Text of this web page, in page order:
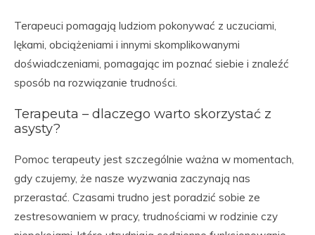
Terapeuci pomagają ludziom pokonywać z uczuciami,
lękami, obciążeniami i innymi skomplikowanymi
doświadczeniami, pomagając im poznać siebie i znaleźć
sposób na rozwiązanie trudności.
Terapeuta – dlaczego warto skorzystać z
asysty?
Pomoc terapeuty jest szczególnie ważna w momentach,
gdy czujemy, że nasze wyzwania zaczynają nas
przerastać. Czasami trudno jest poradzić sobie ze
zestresowaniem w pracy, trudnościami w rodzinie czy